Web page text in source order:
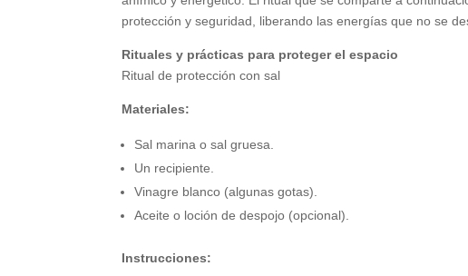
protección y seguridad, liberando las energías que no se
Rituales y prácticas para proteger el espacio
Ritual de protección con sal
Materiales:
Sal marina o sal gruesa.
Un recipiente.
Vinagre blanco (algunas gotas).
Aceite o loción de despojo (opcional).
Instrucciones: